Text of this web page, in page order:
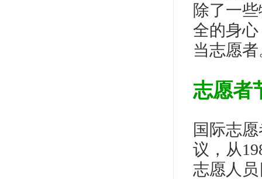
除了一
全的身心
当志愿
志愿者
国际志
议，从
志愿人员